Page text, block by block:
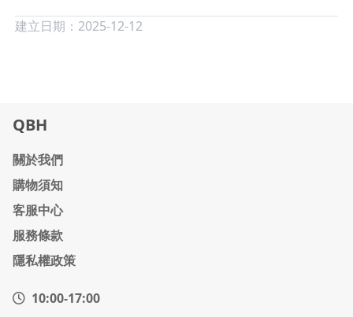
建立日期：2025-12-12
QBH
關於我們
購物須知
客服中心
服務條款
隱私權政策
10:00-17:00